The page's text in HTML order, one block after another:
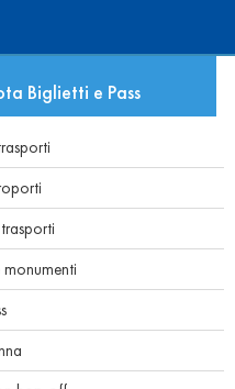
Biglietti e Pass